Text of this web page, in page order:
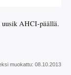
uusik AHCI-päällä.
muokattu: 08.10.2013